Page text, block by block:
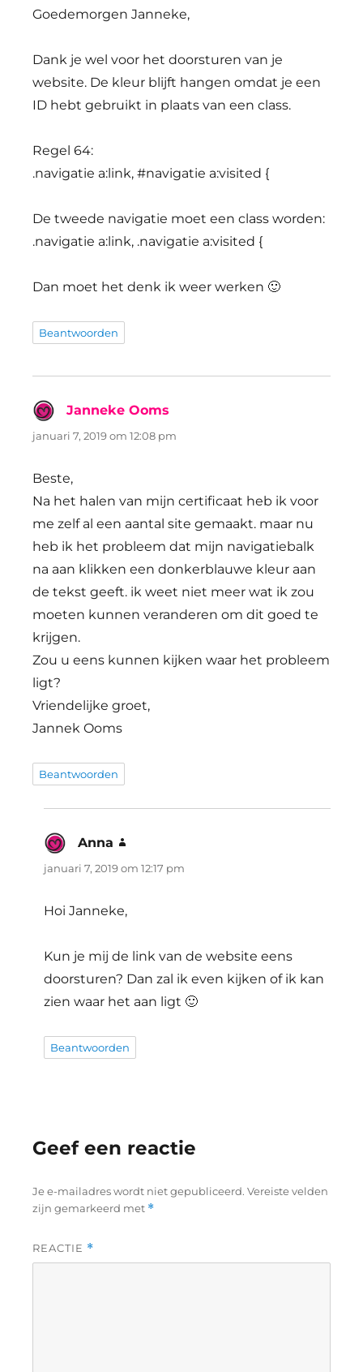
Goedemorgen Janneke,
Dank je wel voor het doorsturen van je
website. De kleur blijft hangen omdat je een
ID hebt gebruikt in plaats van een class.
Regel 64:
.navigatie a:link, #navigatie a:visited {
De tweede navigatie moet een class worden:
.navigatie a:link, .navigatie a:visited {
Dan moet het denk ik weer werken 🙂
Beantwoorden
Janneke Ooms
januari 7, 2019 om 12:08 pm
Beste,
Na het halen van mijn certificaat heb ik voor
me zelf al een aantal site gemaakt. maar nu
heb ik het probleem dat mijn navigatiebalk
na aan klikken een donkerblauwe kleur aan
de tekst geeft. ik weet niet meer wat ik zou
moeten kunnen veranderen om dit goed te
krijgen.
Zou u eens kunnen kijken waar het probleem
ligt?
Vriendelijke groet,
Jannek Ooms
Beantwoorden
Anna
januari 7, 2019 om 12:17 pm
Hoi Janneke,
Kun je mij de link van de website eens
doorsturen? Dan zal ik even kijken of ik kan
zien waar het aan ligt 🙂
Beantwoorden
Geef een reactie
Je e-mailadres wordt niet gepubliceerd. Vereiste velden
zijn gemarkeerd met *
REACTIE *